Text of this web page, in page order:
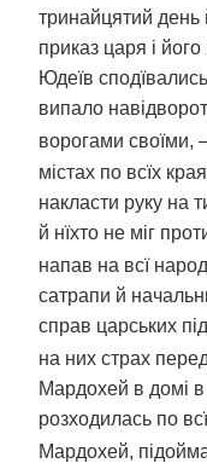
тринайцятий день
приказ царя і
Юдеїв
випало
ворогами своїми,
містах по всїх
накласти руку на
й нїхто не міг
напав на всї
сатрапи й
справ царських
на них страх
Мардохей в домі
розходилась по
Мардохей,